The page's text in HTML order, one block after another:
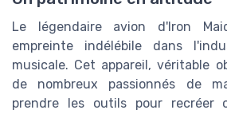
Le légendaire avion d'Iron
empreinte indélébile dans
musicale. Cet appareil, véritable
de nombreux passionnés de
prendre les outils pour recréer